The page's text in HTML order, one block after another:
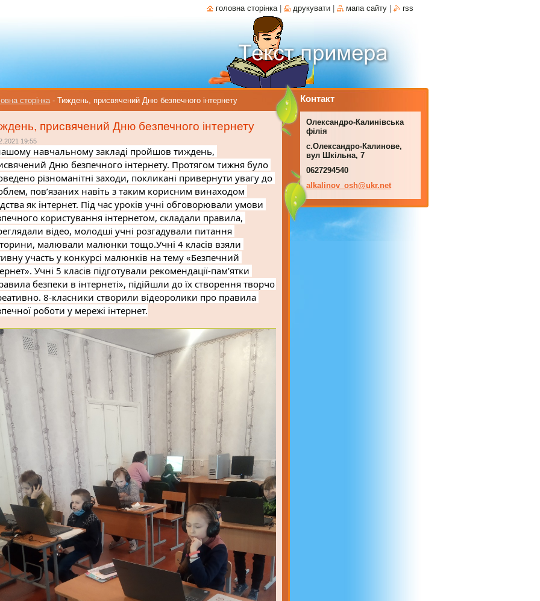
сторінка - Тиждень, присвячений Дню безпечного інтернету
присвячений Дню безпечного інтернету
19:55
навчальному закладі пройшов тиждень,
Дню безпечного інтернету. Протягом тижня було
різноманітні заходи, покликані привернути увагу до
пов’язаних навіть з таким корисним винаходом
як інтернет. Під час уроків учні обговорювали умови
користування інтернетом, складали правила,
відео, молодші учні розгадували питання
малювали малюнки тощо.Учні 4 класів взяли
участь у конкурсі малюнків на тему «Безпечний
Учні 5 класів підготували рекомендації-пам’ятки
безпеки в інтернеті», підійшли до їх створення творчо
8-класники створили відеоролики про правила
роботи у мережі інтернет.
Контакт
Олександро-Калинівська
філія
с.Олександро-Калинове,
вул Шкільна, 7
0627294540
alkalinov_osh@ukr.net
головна сторінка друкувати мапа сайту rss